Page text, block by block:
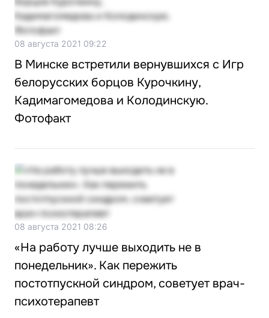
08 августа 2021 09:22
В Минске встретили вернувшихся с Игр
белорусских борцов Курочкину,
Кадимагомедова и Колодинскую.
Фотофакт
08 августа 2021 08:26
«На работу лучше выходить не в
понедельник». Как пережить
постотпускной синдром, советует врач-
психотерапевт